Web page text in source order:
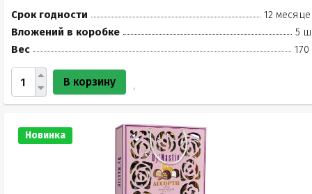
Срок годности
12
Вложений в коробке
5
Вес
170
В корзину
Новинка